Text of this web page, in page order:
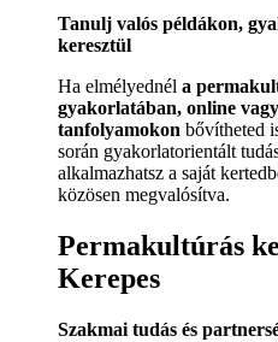
Tanulj valós példákon,
keresztül
Ha elmélyednél a
gyakorlatában, online
tanfolyamokon bővítheted
során gyakorlatorientált
alkalmazhatsz a saját
közösen megvalósítva.
Permakultúrás
Kerepes
Szakmai tudás és